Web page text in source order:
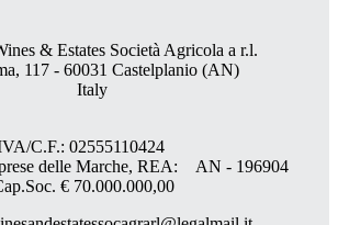
& Estates Società Agricola a r.l.
117 - 60031 Castelplanio (AN)
Italy
C.F.: 02555110424
delle Marche, REA: AN - 196904
€ 70.000.000,00